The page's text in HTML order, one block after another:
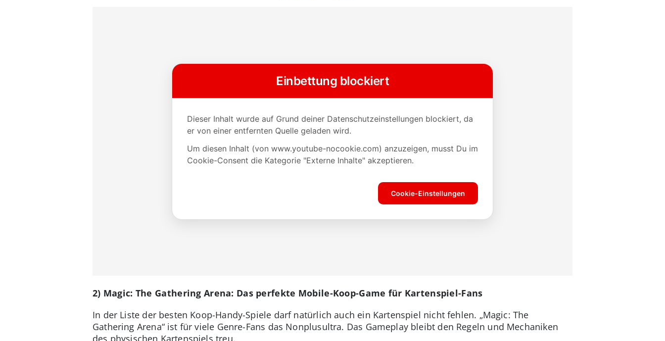
2) Magic: The Gathering Arena: Das perfekte Mobile-Koop-Game für Kartenspiel-Fans
In der Liste der besten Koop-Handy-Spiele darf natürlich auch ein Kartenspiel nicht fehlen. „Magic: The
Gathering Arena“ ist für viele Genre-Fans das Nonplusultra. Das Gameplay bleibt den Regeln und Mechaniken